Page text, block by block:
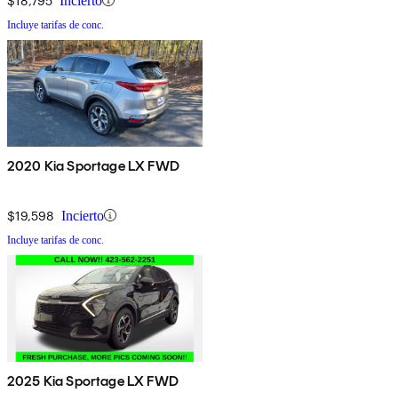
Incluye tarifas de conc.
2020 Kia Sportage LX FWD
$19,598 Incierto
Incluye tarifas de conc.
2025 Kia Sportage LX FWD